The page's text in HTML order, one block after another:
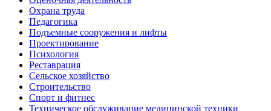
Охрана труда
Педагогика
Подъемные сооружения и лифты
Проектирование
Психология
Реставрация
Сельское хозяйство
Строительство
Спорт и фитнес
Техническое обслуживание медицинской техники